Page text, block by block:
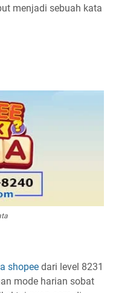
menjadi sebuah kata
shopee dari level 8231
mode harian sobat